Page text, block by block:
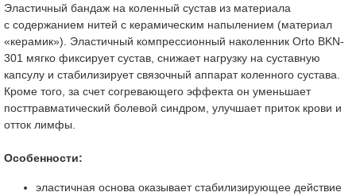
Эластичный бандаж на коленный сустав из материала
с содержанием нитей с керамическим напылением (материал
«керамик»). Эластичный компрессионный наколенник Orto BKN-
301 мягко фиксирует сустав, снижает нагрузку на суставную
капсулу и стабилизирует связочный аппарат коленного сустава.
Кроме того, за счет согревающего эффекта он уменьшает
посттравматический болевой синдром, улучшает приток крови и
отток лимфы.
Особенности:
эластичная основа оказывает стабилизирующее действие